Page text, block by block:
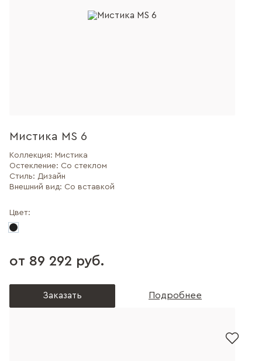
Мистика MS 6
Коллекция: Мистика
Остекление: Со стеклом
Стиль: Дизайн
Внешний вид: Со вставкой
Цвет:
от 89 292 руб.
Заказать Подробнее